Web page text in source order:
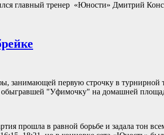
главный тренер «Юности» Дмитрий
занимающей первую строчку в турнирной
обыгравшей "Уфимочку" на домашней
прошла в равной борьбе и задала тон